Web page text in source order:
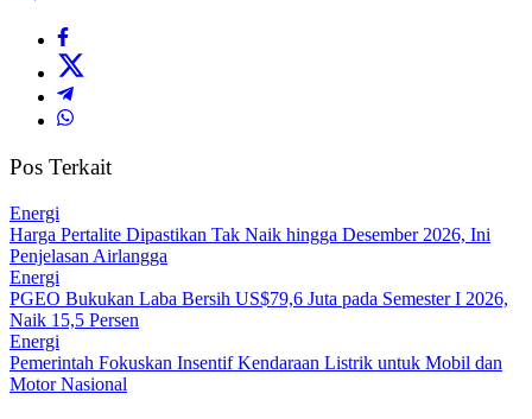
Pos Terkait
Energi
Harga Pertalite Dipastikan Tak Naik hingga Desember 2026, Ini
Penjelasan Airlangga
Energi
PGEO Bukukan Laba Bersih US$79,6 Juta pada Semester I 2026,
Naik 15,5 Persen
Energi
Pemerintah Fokuskan Insentif Kendaraan Listrik untuk Mobil dan
Motor Nasional